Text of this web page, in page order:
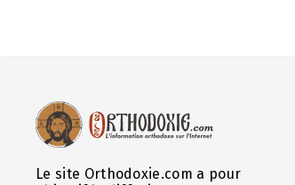
Le site Orthodoxie.com a pour